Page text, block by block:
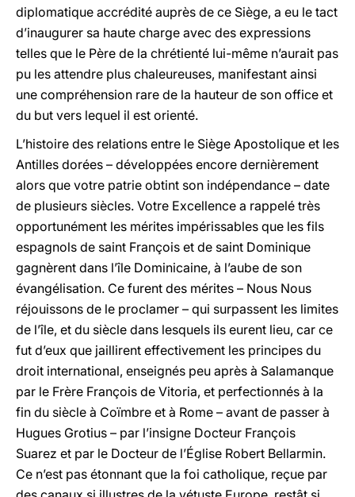
diplomatique accrédité auprès de ce Siège, a eu le tact
d’inaugurer sa haute charge avec des expressions
telles que le Père de la chrétienté lui-même n’aurait pas
pu les attendre plus chaleureuses, manifestant ainsi
une compréhension rare de la hauteur de son office et
du but vers lequel il est orienté.
L’histoire des relations entre le Siège Apostolique et les
Antilles dorées – développées encore dernièrement
alors que votre patrie obtint son indépendance – date
de plusieurs siècles. Votre Excellence a rappelé très
opportunément les mérites impérissables que les fils
espagnols de saint François et de saint Dominique
gagnèrent dans l’île Dominicaine, à l’aube de son
évangélisation. Ce furent des mérites – Nous Nous
réjouissons de le proclamer – qui surpassent les limites
de l’île, et du siècle dans lesquels ils eurent lieu, car ce
fut d’eux que jaillirent effectivement les principes du
droit international, enseignés peu après à Salamanque
par le Frère François de Vitoria, et perfectionnés à la
fin du siècle à Coïmbre et à Rome – avant de passer à
Hugues Grotius – par l’insigne Docteur François
Suarez et par le Docteur de l’Église Robert Bellarmin.
Ce n’est pas étonnant que la foi catholique, reçue par